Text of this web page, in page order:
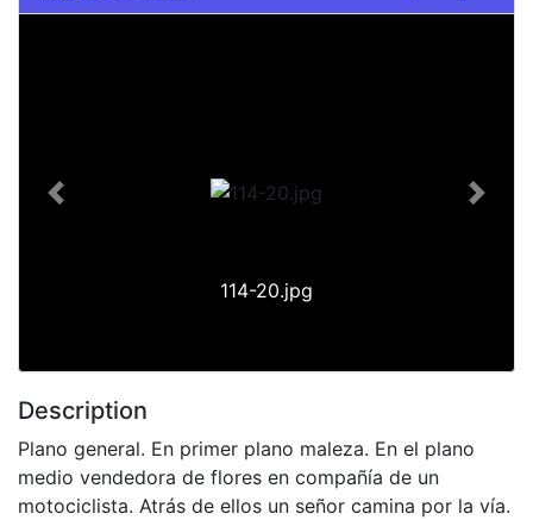
114-20.jpg
Previous Next
Description
Plano general. En primer plano maleza. En el plano
medio vendedora de flores en compañía de un
motociclista. Atrás de ellos un señor camina por la vía.